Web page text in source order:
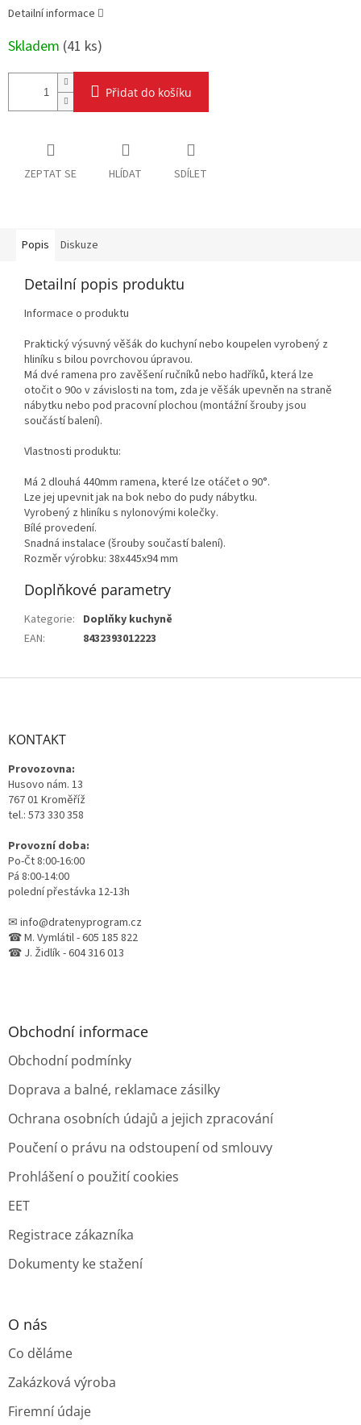
Detailní informace
Skladem (41 ks)
Přidat do košíku
ZEPTAT SE HLÍDAT SDÍLET
Popis Diskuze
Detailní popis produktu
Informace o produktu
Praktický výsuvný věšák do kuchyní nebo koupelen vyrobený z
hliníku s bilou povrchovou úpravou.
Má dvé ramena pro zavěšení ručníků nebo hadříků, která lze
otočit o 90o v závislosti na tom, zda je věšák upevněn na straně
nábytku nebo pod pracovní plochou (montážní šrouby jsou
součástí balení).
Vlastnosti produktu:
Má 2 dlouhá 440mm ramena, které lze otáčet o 90°.
Lze jej upevnit jak na bok nebo do pudy nábytku.
Vyrobený z hliníku s nylonovými kolečky.
Bílé provedení.
Snadná instalace (šrouby součastí balení).
Rozměr výrobku: 38x445x94 mm
Doplňkové parametry
Kategorie: Doplňky kuchyně
EAN: 8432393012223
Z
KONTAKT
Provozovna:
Husovo nám. 13
767 01 Kroměříž
tel.: 573 330 358
Provozní doba:
Po-Čt 8:00-16:00
Pá 8:00-14:00
polední přestávka 12-13h
✉ info@dratenyprogram.cz
☎ M. Vymlátil - 605 185 822
☎ J. Židlík - 604 316 013
Obchodní informace
Obchodní podmínky
Doprava a balné, reklamace zásilky
Ochrana osobních údajů a jejich zpracování
Poučení o právu na odstoupení od smlouvy
Prohlášení o použití cookies
EET
Registrace zákazníka
Dokumenty ke stažení
O nás
Co děláme
Zakázková výroba
Firemní údaje